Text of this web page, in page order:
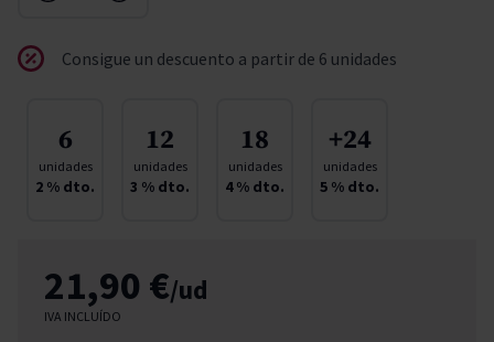
Consigue un descuento a partir de 6 unidades
6
unidades
2 % dto.
12
unidades
3 % dto.
18
unidades
4% dto.
+24
unidades
5 % dto.
21,90 €/ud
IVA INCLUÍDO